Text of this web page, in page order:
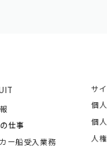
仕事
ー船受入業務
サ
個
個
人